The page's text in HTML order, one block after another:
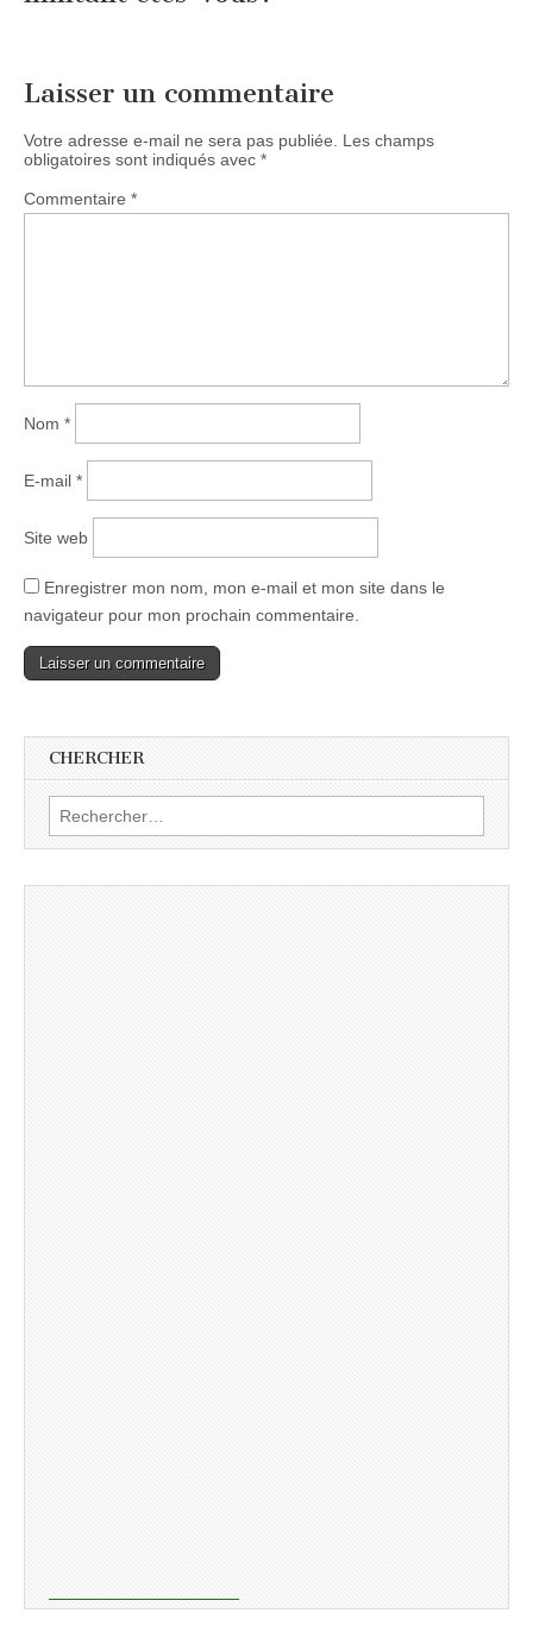
Laisser un commentaire
Votre adresse e-mail ne sera pas publiée.
Les champs
obligatoires sont indiqués avec *
Commentaire *
Nom *
E-mail *
Site web
Enregistrer mon nom, mon e-mail et mon site dans le
navigateur pour mon prochain commentaire.
CHERCHER
Rechercher :